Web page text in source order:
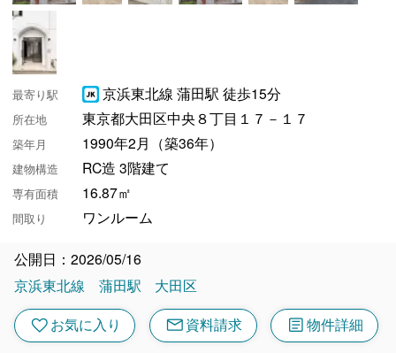
最寄り駅 京浜東北線 蒲田駅 徒歩15分
所在地 東京都大田区中央８丁目１７－１７
築年月 1990年2月（築36年）
建物構造 RC造 3階建て
専有面積 16.87㎡
間取り ワンルーム
公開日：2026/05/16
京浜東北線
蒲田駅 大田区
favoriteお気に入り mail資料請求 article物件詳細